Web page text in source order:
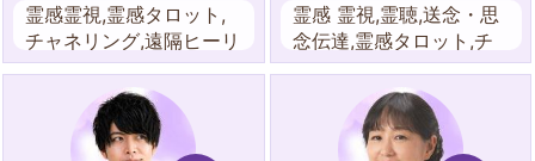
霊感霊視,霊感タロット,
チャネリング,遠隔ヒーリ
ング,タロットカード
霊感 霊視,霊聴,送念・思
念伝達,霊感タロット,チ
ャネリング,波動修正,遠
隔ヒーリング,オーラリー
ディング,夢占い,風水,数
秘術,タロットカード,マ